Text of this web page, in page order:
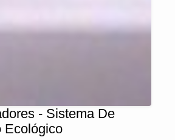
- Sistema De
Ecológico